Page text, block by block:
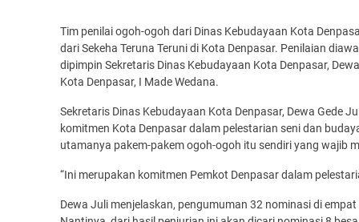
Tim penilai ogoh-ogoh dari Dinas Kebudayaan Kota
dari Sekeha Teruna Teruni di Kota Denpasar. Penilaian
dipimpin Sekretaris Dinas Kebudayaan Kota Denpasar,
Kota Denpasar, I Made Wedana.
Sekretaris Dinas Kebudayaan Kota Denpasar, Dewa Gede
komitmen Kota Denpasar dalam pelestarian seni dan
utamanya pakem-pakem ogoh-ogoh itu sendiri yang wajib
“Ini merupakan komitmen Pemkot Denpasar dalam
Dewa Juli menjelaskan, pengumuman 32 nominasi di